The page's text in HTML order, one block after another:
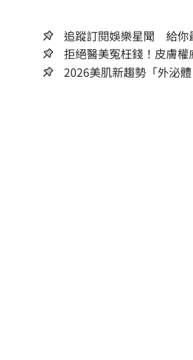
追蹤訂閱娛樂星聞 給你
拒絕醫美冤枉錢！皮膚
2026美肌新趨勢「外泌